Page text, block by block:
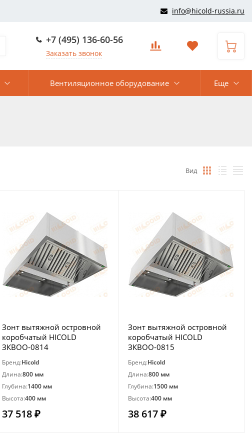
info@hicold-russia.ru
+7 (495) 136-60-56
Заказать звонок
Вентиляционное оборудование Еще
Вид
Зонт вытяжной островной
коробчатый HICOLD
ЗКВОО-0814
Бренд:Hicold
Длина:800 мм
Глубина:1400 мм
Высота:400 мм
37 518 ₽
Зонт вытяжной островной
коробчатый HICOLD
ЗКВОО-0815
Бренд:Hicold
Длина:800 мм
Глубина:1500 мм
Высота:400 мм
38 617 ₽